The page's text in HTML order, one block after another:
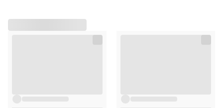
Smarować kilka razy dziennie.